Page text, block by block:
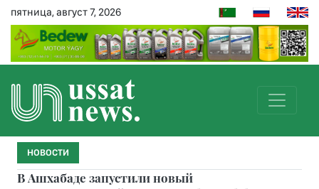
пятница, август 7, 2026
НОВОСТИ
В Ашхабаде запустили новый